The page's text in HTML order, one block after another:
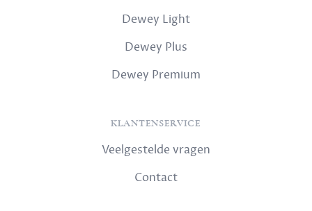
Dewey Light
Dewey Plus
Dewey Premium
KLANTENSERVICE
Veelgestelde vragen
Contact